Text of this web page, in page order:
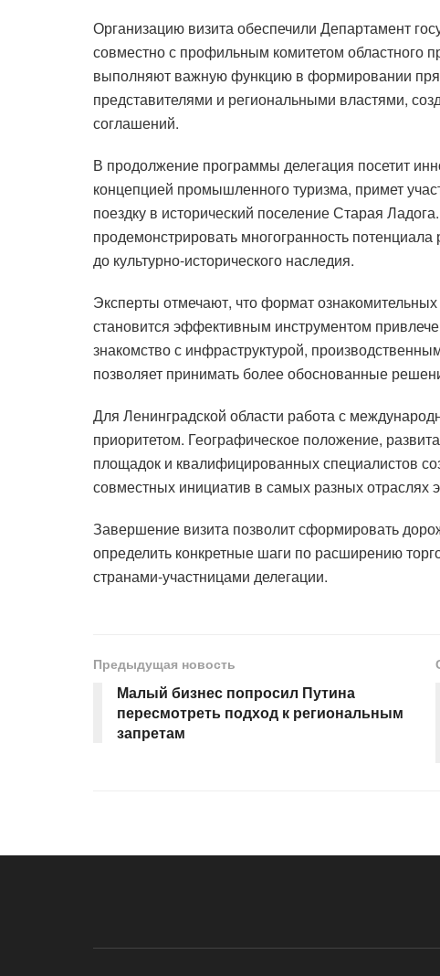
Организацию визита обеспечили Департамент
совместно с профильным комитетом областного
выполняют важную функцию в формировании
представителями и региональными властями,
соглашений.
В продолжение программы делегация посетит
концепцией промышленного туризма, примет
поездку в исторический поселение Старая
продемонстрировать многогранность
до культурно-исторического наследия.
Эксперты отмечают, что формат
становится эффективным инструментом
знакомство с инфраструктурой,
позволяет принимать более обоснованные
Для Ленинградской области работа с
приоритетом. Географическое положение,
площадок и квалифицированных специалистов
совместных инициатив в самых разных отраслях
Завершение визита позволит сформировать
определить конкретные шаги по расширению
странами-участницами делегации.
Предыдущая новость
Малый бизнес попросил Путина
пересмотреть подход к региональным
запретам